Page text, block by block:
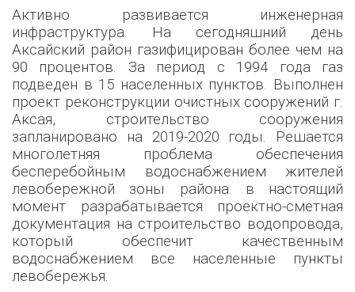
Активно развивается инженерная
инфраструктура. На сегодняшний день
Аксайский район газифицирован более чем на
90 процентов. За период с 1994 года газ
подведен в 15 населенных пунктов. Выполнен
проект реконструкции очистных сооружений г.
Аксая, строительство сооружения
запланировано на 2019-2020 годы. Решается
многолетняя проблема обеспечения
бесперебойным водоснабжением жителей
левобережной зоны района: в настоящий
момент разрабатывается проектно-сметная
документация на строительство водопровода,
который обеспечит качественным
водоснабжением все населенные пункты
левобережья.